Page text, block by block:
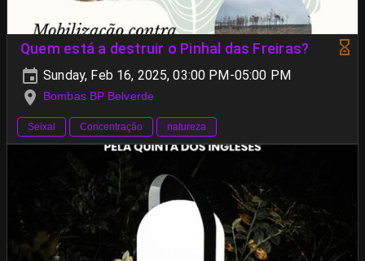
Quem está a destruir o Pinhal das Freiras?
Sunday, Feb 16, 2025, 03:00 PM-05:00 PM
Bombas BP Belverde
Seixal Concentração natureza